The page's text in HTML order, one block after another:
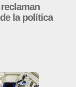
la política